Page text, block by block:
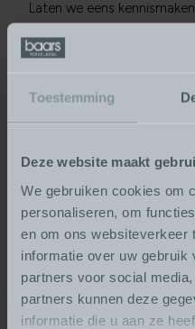
Toestemming
Deze website maakt
We gebruiken cookies om
personaliseren, om
en om ons websiteverkeer
informatie over uw gebruik
partners voor social
partners kunnen deze
informatie die u aan ze
Laten we eens
mee.
Weet u nog niet helemaal
zijn? Kom vrijblijvend
een afspraak met ons in.
Plan
in